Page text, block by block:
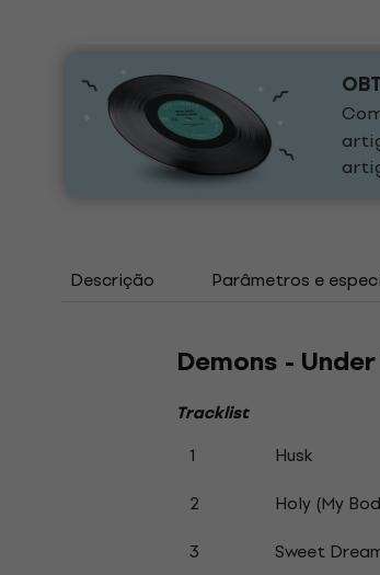
Descrição Parâmetros e
Demons -
Tracklist
1 Husk
2
Holy (My
3
Sweet